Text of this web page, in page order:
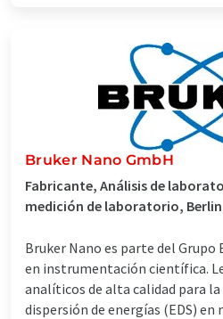
Bruker Nano GmbH
Fabricante, Análisis de
medición de laboratorio,
Bruker Nano es parte del Grupo
en instrumentación científica.
analíticos de alta calidad para
dispersión de energías (EDS) en